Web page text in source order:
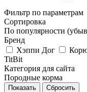
Фильтр по параметрам
Сортировка
По популярности
Бренд
Хэппи Дог
TitBit
Категория для сайта
Породные корма
Сбросить